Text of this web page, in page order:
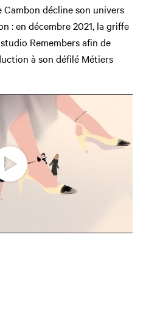
Cambon décline son univers
: en décembre 2021, la griffe
Remembers afin de
à son défilé Métiers